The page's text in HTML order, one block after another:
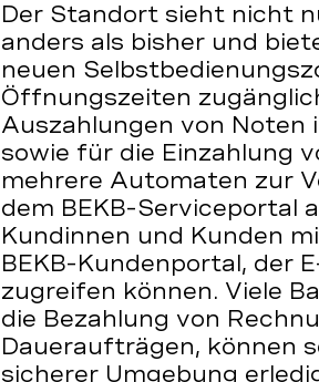
Der Standort sieht nicht
anders als bisher und
neuen
Öffnungszeiten
Auszahlungen von Noten
sowie für die Einzahlung
mehrere Automaten zur
dem BEKB-Serviceportal
Kundinnen und Kunden
BEKB-Kundenportal, der
zugreifen können. Viele
die Bezahlung von
Daueraufträgen, können
sicherer Umgebung